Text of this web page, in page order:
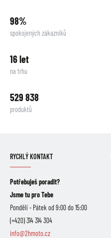
98%
spokojených zákazníků
16 let
na trhu
529 838
produktů
RYCHLÝ KONTAKT
Potřebuješ poradit?
Jsme tu pro Tebe
Pondělí - Pátek od 9:00 do 15:00
(+420) 314 314 304
info@2hmoto.cz